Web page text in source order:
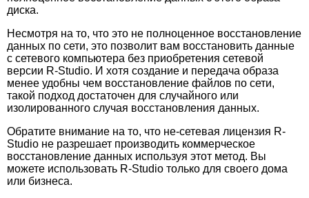
диска.
Несмотря на то, что это не полноценное восстановление
данных по сети, это позволит вам восстановить данные
с сетевого компьютера без приобретения сетевой
версии R-Studio. И хотя создание и передача образа
менее удобны чем восстановление файлов по сети,
такой подход достаточен для случайного или
изолированного случая восстановления данных.
Обратите внимание на то, что не-сетевая лицензия R-
Studio не разрешает производить коммерческое
восстановление данных используя этот метод. Вы
можете использовать R-Studio только для своего дома
или бизнеса.